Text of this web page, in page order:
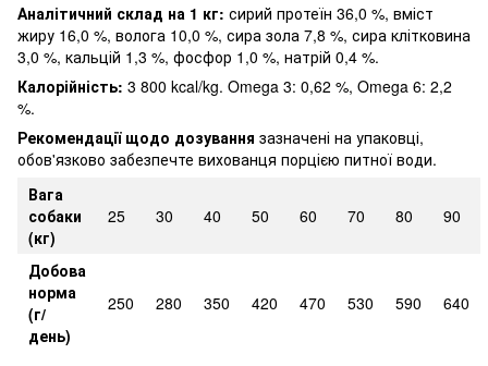
Аналітичний склад на 1 кг: сирий протеїн 36,0 %, вміст
жиру 16,0 %, волога 10,0 %, сира зола 7,8 %, сира клітковина
3,0 %, кальцій 1,3 %, фосфор 1,0 %, натрій 0,4 %.
Калорійність: 3 800 kcal/kg. Omega 3: 0,62 %, Omega 6: 2,2
%.
Рекомендації щодо дозування зазначені на упаковці,
обов'язково забезпечте вихованця порцією питної води.
Вага
собаки
(кг)
25 30 40 50 60 70 80 90
Добова
норма
(г/
день)
250 280 350 420 470 530 590 640